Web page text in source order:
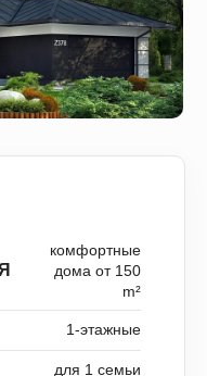
комфортные
дома от 150
m²
1-этажные
для 1 семьи